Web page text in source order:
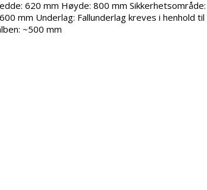
620 mm Høyde: 800 mm
mm Underlag: Fallunderlag kreves i henhold
~500 mm